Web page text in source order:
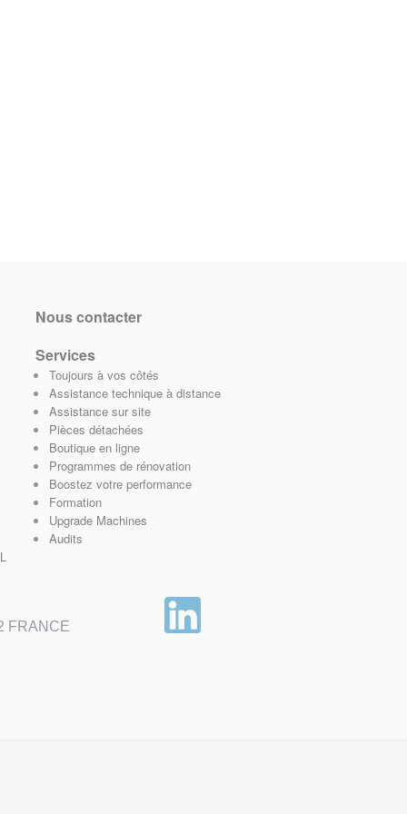
Nous contacter
Services
Toujours à vos côtés
Assistance technique à distance
Assistance sur site
Pièces détachées
Boutique en ligne
Programmes de rénovation
Boostez votre performance
Formation
Upgrade Machines
Audits
FRANCE